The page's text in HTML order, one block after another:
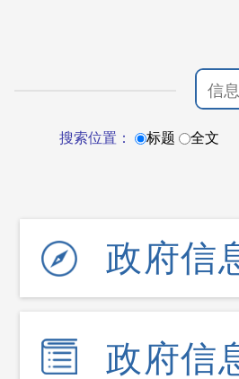
搜索位置： 标题 全文
政府
政府信